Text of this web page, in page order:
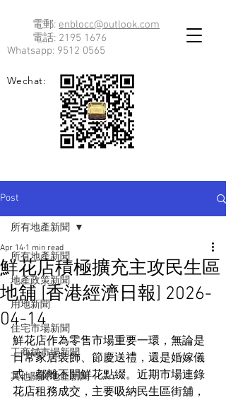
電郵: enblocc@outlook.com
電話: 2195 1676
Whatsapp: 9512 0565
Wechat:
Post
所有地產新聞
地產政策新聞
用地新聞
住宅市場新聞
工商舖市場新聞
其他關於地產新聞
所有地產新聞
鮮花店積極擴充主攻民生區
地舖 [香港經濟日報] 2026-
04-14
Apr 14 1 min read
鮮花店作為零售市場重要一環，無論是
日常家居裝飾、節慶送禮，還是婚嫁儀
式，都離不開鮮花點綴。近期市場連錄
花店租務成交，主要吸納民生區街舖，